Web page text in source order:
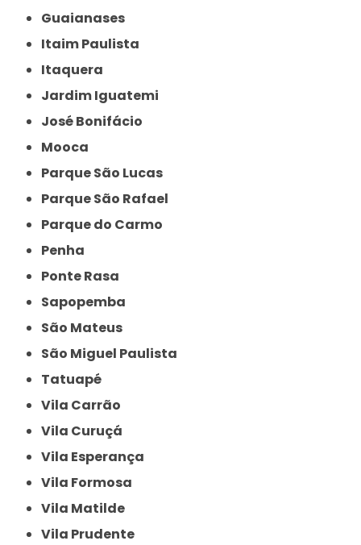
Guaianases
Itaim Paulista
Itaquera
Jardim Iguatemi
José Bonifácio
Mooca
Parque São Lucas
Parque São Rafael
Parque do Carmo
Penha
Ponte Rasa
Sapopemba
São Mateus
São Miguel Paulista
Tatuapé
Vila Carrão
Vila Curuçá
Vila Esperança
Vila Formosa
Vila Matilde
Vila Prudente